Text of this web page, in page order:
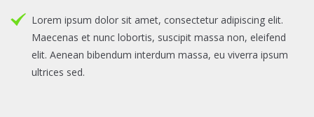
Lorem ipsum dolor sit amet, consectetur adipiscing elit.
Maecenas et nunc lobortis, suscipit massa non, eleifend
elit. Aenean bibendum interdum massa, eu viverra ipsum
ultrices sed.